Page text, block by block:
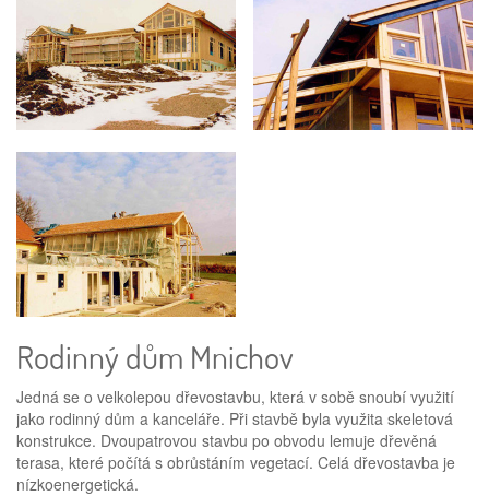
Rodinný dům Mnichov
Jedná se o velkolepou dřevostavbu, která v sobě snoubí využití
jako rodinný dům a kanceláře. Při stavbě byla využita skeletová
konstrukce. Dvoupatrovou stavbu po obvodu lemuje dřevěná
terasa, které počítá s obrůstáním vegetací. Celá dřevostavba je
nízkoenergetická.